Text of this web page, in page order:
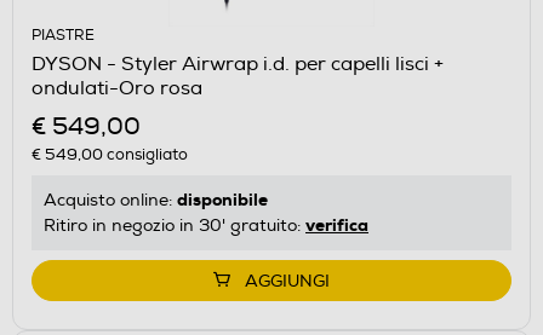
PIASTRE
DYSON - Styler Airwrap i.d. per capelli lisci +
ondulati-Oro rosa
€ 549,00
€ 549,00consigliato
Acquisto online: disponibile
Ritiro in negozio in 30' gratuito: verifica
AGGIUNGI